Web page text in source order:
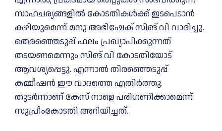
സാഹചര്യങ്ങളില്‍ കോടതികള്‍ക്ക് ഇടപെടാന്‍
കഴിയുമെന്ന് മനു അഭിഷേക് സിങ് വി വാദിച്ചു.
തെരഞ്ഞെടുപ്പ് ഫലം പ്രഖ്യാപിക്കുന്നത്
തടയണമെന്നും സിങ് വി കോടതിയോട്
ആവശ്യപ്പെട്ടു. എന്നാല്‍ തിരഞ്ഞെടുപ്പ്
കമ്മീഷന്‍ ഈ വാദത്തെ എതിര്‍ത്തു.
തുടര്‍ന്നാണ് കേസ് നാളെ പരിഗണിക്കാമെന്ന്
സുപ്രീംകോടതി അറിയിച്ചത്.